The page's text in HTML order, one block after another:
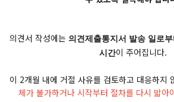
의견서 작성에는 의견제출통지서 발송 일로
시간이 주어집니다.
이 2개월 내에 거절 사유를 검토하고 대응하지
체가 불가하거나 시작부터 절차를 다시 밟아